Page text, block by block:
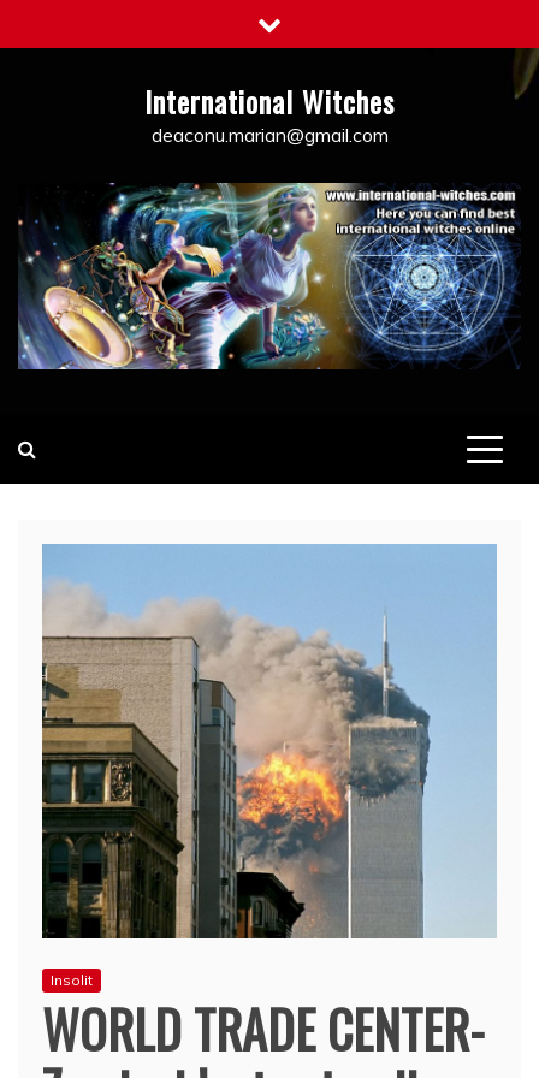
to
International Witches
deaconu.marian@gmail.com
Insolit
WORLD TRADE CENTER-